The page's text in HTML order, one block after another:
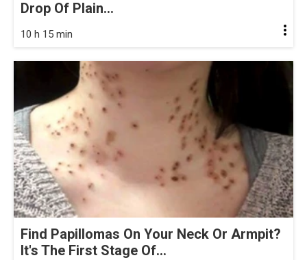
Drop Of Plain...
10 h 15 min
Find Papillomas On Your Neck Or Armpit?
It's The First Stage Of...